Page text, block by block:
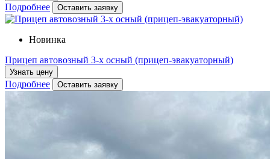
Подробнее Оставить заявку
Новинка
Прицеп автовозный 3-х осный (прицеп-эвакуаторный)
Узнать цену
Подробнее Оставить заявку